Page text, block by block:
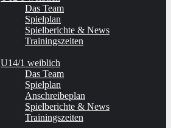
Das Team
Spielplan
Spielberichte & News
Trainingszeiten
U14/1 weiblich
Das Team
Spielplan
Anschreibeplan
Spielberichte & News
Trainingszeiten